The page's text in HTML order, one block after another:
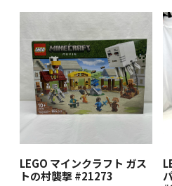
LEGO マインクラフト ガス
トの村襲撃 #21273